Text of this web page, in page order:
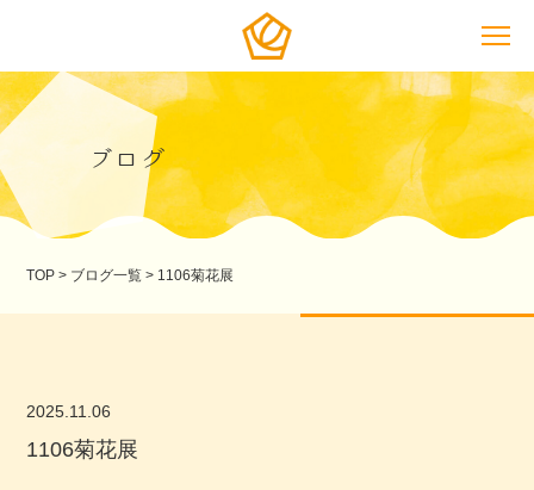
ブログ
TOP > ブログ一覧 > 1106菊花展
2025.11.06
1106菊花展